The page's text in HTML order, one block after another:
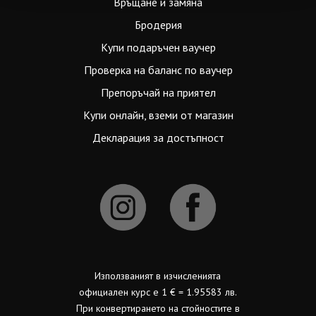
Бродерия
Купи подаръчен ваучер
Проверка на баланс по ваучер
Препоръчай на приятел
Купи онлайн, вземи от магазин
Декларация за достъпност
Използваният в изчисленията
официален курс е 1 € = 1.95583 лв.
При конвертирането на стойностите в